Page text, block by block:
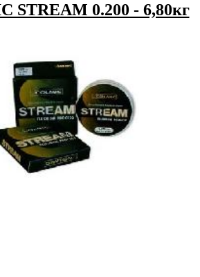
STREAM 0.200 - 6,80кг